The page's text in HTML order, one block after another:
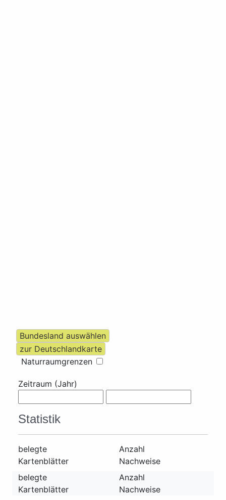
Naturraumgrenzen
Zeitraum (Jahr)
Statistik
belegte
Kartenblätter
Anzahl
Nachweise
belegte
Kartenblätter
Anzahl
Nachweise